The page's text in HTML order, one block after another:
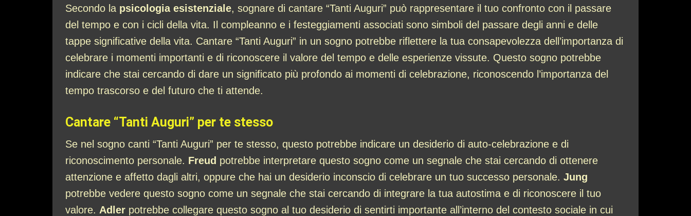
Secondo la psicologia esistenziale, sognare di cantare “Tanti Auguri” può rappresentare il tuo confronto con il passare
del tempo e con i cicli della vita. Il compleanno e i festeggiamenti associati sono simboli del passare degli anni e delle
tappe significative della vita. Cantare “Tanti Auguri” in un sogno potrebbe riflettere la tua consapevolezza dell’importanza di
celebrare i momenti importanti e di riconoscere il valore del tempo e delle esperienze vissute. Questo sogno potrebbe
indicare che stai cercando di dare un significato più profondo ai momenti di celebrazione, riconoscendo l’importanza del
tempo trascorso e del futuro che ti attende.
Cantare “Tanti Auguri” per te stesso
Se nel sogno canti “Tanti Auguri” per te stesso, questo potrebbe indicare un desiderio di auto-celebrazione e di
riconoscimento personale. Freud potrebbe interpretare questo sogno come un segnale che stai cercando di ottenere
attenzione e affetto dagli altri, oppure che hai un desiderio inconscio di celebrare un tuo successo personale. Jung
potrebbe vedere questo sogno come un segnale che stai cercando di integrare la tua autostima e di riconoscere il tuo
valore. Adler potrebbe collegare questo sogno al tuo desiderio di sentirti importante all’interno del contesto sociale in cui